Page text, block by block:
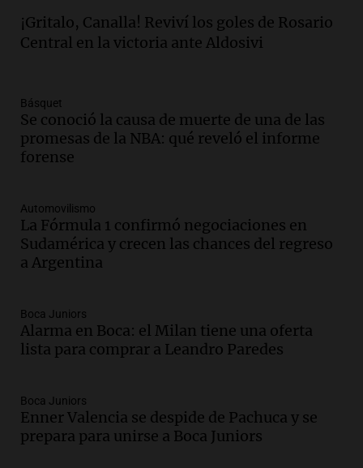
Audio.La justicia reconoce al COVID
como enfermedad laboral tras la muerte
Audio.Aumento de tarifas de luz en San
Luis a partir de agosto por nueva
regulación de la energía
Audio.Gabriela Irrazábal: “Un 35,5% de
la población del país fue a templos a
buscar ayuda el último año”
La Argentina, hoy
Audio.
sobre la muerte del kitesurfista en
Santa Fe.
Audio.
José Roccuzzo, cortes de carne y
compras de Antonella: bromas en
Rosario.
¡Gritalo, Canalla! Reviví los goles de Rosario
Central en la victoria ante Aldosivi
Básquet
Se conoció la causa de muerte de una de las
promesas de la NBA: qué reveló el informe
forense
Automovilismo
La Fórmula 1 confirmó negociaciones en
Sudamérica y crecen las chances del regreso
a Argentina
Boca Juniors
Alarma en Boca: el Milan tiene una oferta
lista para comprar a Leandro Paredes
Boca Juniors
Enner Valencia se despide de Pachuca y se
prepara para unirse a Boca Juniors